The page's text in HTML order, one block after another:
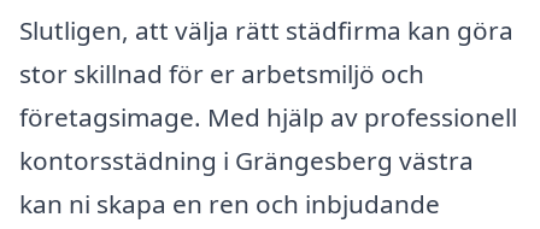
Slutligen, att välja rätt städfirma kan göra
stor skillnad för er arbetsmiljö och
företagsimage. Med hjälp av professionell
kontorsstädning i Grängesberg västra
kan ni skapa en ren och inbjudande